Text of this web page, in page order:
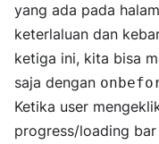
yang ada pada
keterlaluan dan
ketiga ini, kita bisa
saja dengan
Ketika user
progress/loading